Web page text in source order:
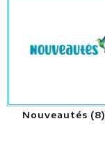
Nouveautés (8)